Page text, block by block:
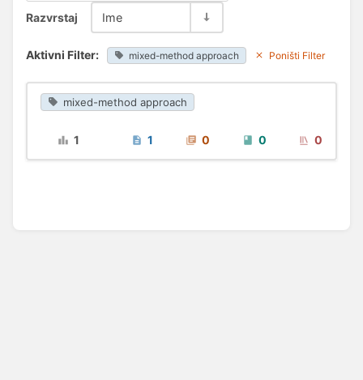
Razvrstaj Ime
Aktivni Filter: mixed-method approach Poništi Filter
mixed-method approach
1 1 0 0 0